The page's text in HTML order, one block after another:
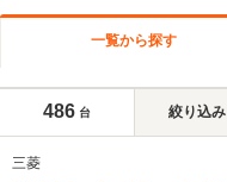
一覧から探す
486 台 絞り込み
三菱